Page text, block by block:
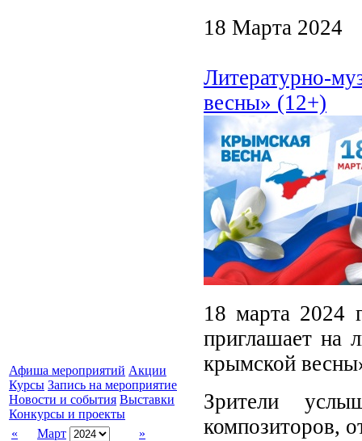
Афиша мероприятий Акции
Курсы Запись на мероприятие
Новости и события Выставки
Конкурсы и проекты
«
Март
»
18 Марта 2024
Литературно-
весны» (12+)
18 марта 2024
приглашает на
крымской
Зрители
композиторов,